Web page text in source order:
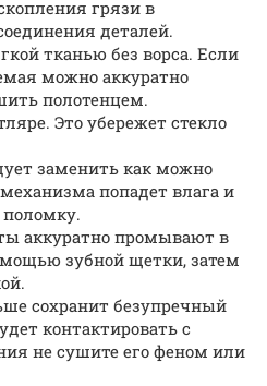
грязи в
деталей.
тканью без ворса. Если
можно аккуратно
полотенцем.
Это убережет стекло
заменить как можно
попадет влага и
аккуратно промывают в
зубной щетки, затем
сохранит безупречный
контактировать с
не сушите его феном или